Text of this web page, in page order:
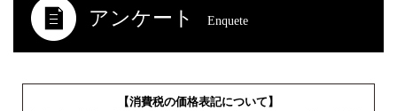
アンケート Enquete
【消費税の価格表記について】